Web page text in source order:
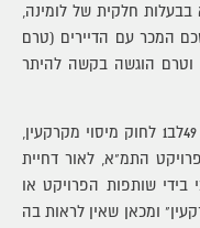
בבעלות חלקית של לומינה,
המכר עם הדיירים (טרם
וטרם הוגשה בקשה להיתר
בהתאם, לטענת חברת אייוגה, על פי סעיף 49לב1 לחוק מיסוי מקרקעין,
התמ"א, לאור דחיית
בידי שותפות הפרויקט או
ומכאן שאין לראות בה